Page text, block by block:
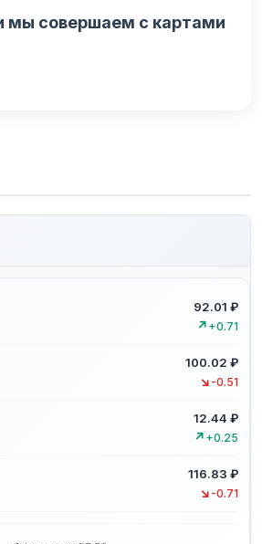
мы совершаем с картами
92.01 ₽
↗ +0.71
100.02 ₽
↘ -0.51
12.44 ₽
↗ +0.25
116.83 ₽
↘ -0.71